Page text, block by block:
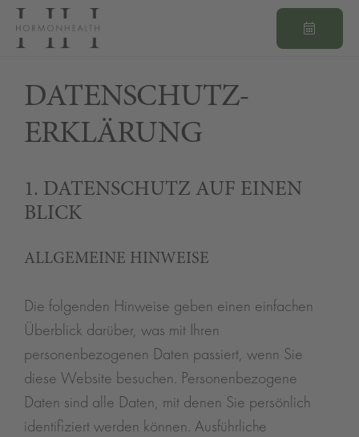
DATENSCHUTZ­
ERKLÄRUNG
1. DATENSCHUTZ AUF EINEN
BLICK
ALLGEMEINE HINWEISE
Die folgenden Hinweise geben einen einfachen
Überblick darüber, was mit Ihren
personenbezogenen Daten passiert, wenn Sie
diese Website besuchen. Personenbezogene
Daten sind alle Daten, mit denen Sie persönlich
identifiziert werden können. Ausführliche